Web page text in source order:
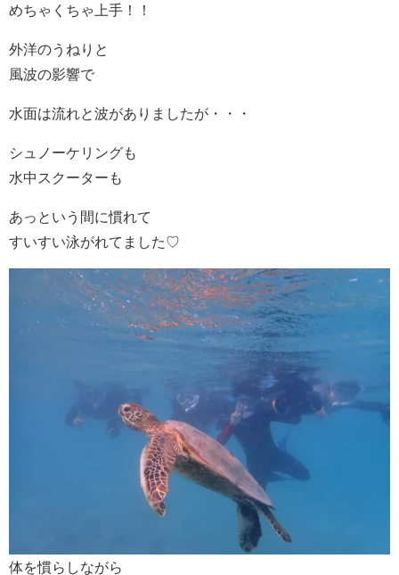
めちゃくちゃ上手！！
外洋のうねりと
風波の影響で
水面は流れと波がありましたが・・・
シュノーケリングも
水中スクーターも
あっという間に慣れて
すいすい泳がれてました♡
体を慣らしながら